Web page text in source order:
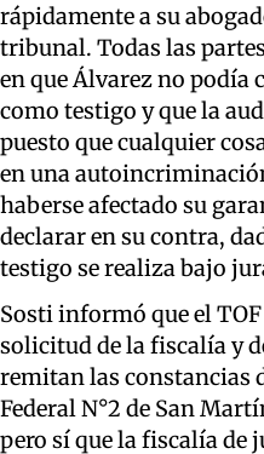
rápidamente a su
tribunal. Todas las
en que Álvarez no podía
como testigo y que la
puesto que cualquier
en una
haberse afectado su
declarar en su contra,
testigo se realiza bajo
Sosti informó que el
solicitud de la fiscalía y
remitan las constancias
Federal N°2 de San
pero sí que la fiscalía de